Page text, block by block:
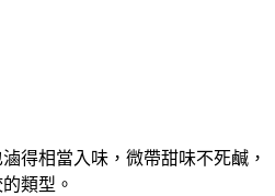
得相當入味，微帶甜味不死鹹，
類型。